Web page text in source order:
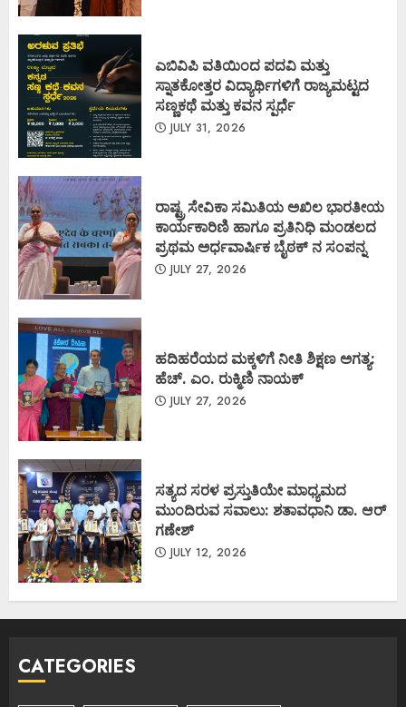
ಎಬಿವಿಪಿ ವತಿಯಿಂದ ಪದವಿ ಮತ್ತು
ಸ್ನಾತಕೋತ್ತರ ವಿದ್ಯಾರ್ಥಿಗಳಿಗೆ ರಾಜ್ಯಮಟ್ಟದ
ಸಣ್ಣಕಥೆ ಮತ್ತು ಕವನ ಸ್ಪರ್ಧೆ
JULY 31, 2026
ರಾಷ್ಟ್ರ ಸೇವಿಕಾ ಸಮಿತಿಯ ಅಖಿಲ ಭಾರತೀಯ
ಕಾರ್ಯಕಾರಿಣಿ ಹಾಗೂ ಪ್ರತಿನಿಧಿ ಮಂಡಲದ
ಪ್ರಥಮ ಅರ್ಧವಾರ್ಷಿಕ ಬೈಠಕ್ ನ ಸಂಪನ್ನ
JULY 27, 2026
ಹದಿಹರೆಯದ ಮಕ್ಕಳಿಗೆ ನೀತಿ ಶಿಕ್ಷಣ ಅಗತ್ಯ:
ಹೆಚ್. ಎಂ. ರುಕ್ಮಿಣಿ ನಾಯಕ್
JULY 27, 2026
ಸತ್ಯದ ಸರಳ ಪ್ರಸ್ತುತಿಯೇ ಮಾಧ್ಯಮದ
ಮುಂದಿರುವ ಸವಾಲು: ಶತಾವಧಾನಿ ಡಾ. ಆರ್
ಗಣೇಶ್
JULY 12, 2026
CATEGORIES